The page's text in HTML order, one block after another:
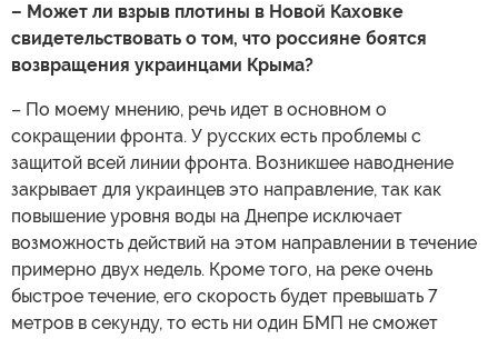
– Может ли взрыв плотины в Новой Каховке
свидетельствовать о том, что россияне боятся
возвращения украинцами Крыма?
– По моему мнению, речь идет в основном о
сокращении фронта. У русских есть проблемы с
защитой всей линии фронта. Возникшее наводнение
закрывает для украинцев это направление, так как
повышение уровня воды на Днепре исключает
возможность действий на этом направлении в течение
примерно двух недель. Кроме того, на реке очень
быстрое течение, его скорость будет превышать 7
метров в секунду, то есть ни один БМП не сможет